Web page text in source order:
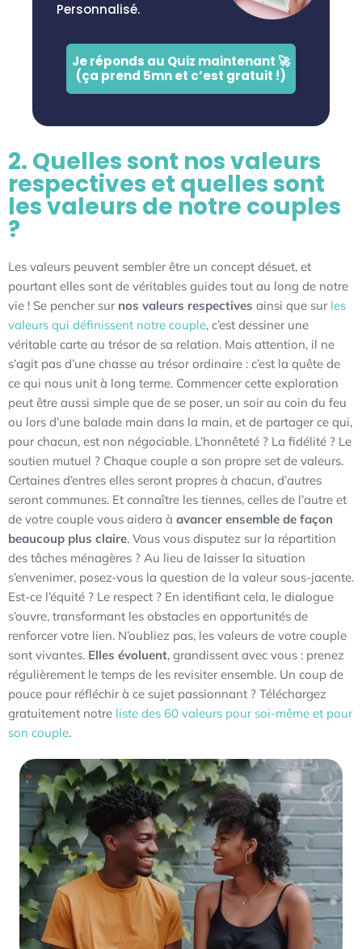
Personnalisé.
Je réponds au Quiz maintenant 🚀
(ça prend 5mn et c’est gratuit !)
2. Quelles sont nos valeurs
respectives et quelles sont
les valeurs de notre couples
?
Les valeurs peuvent sembler être un concept désuet, et
pourtant elles sont de véritables guides tout au long de notre
vie ! Se pencher sur nos valeurs respectives ainsi que sur les
valeurs qui définissent notre couple, c’est dessiner une
véritable carte au trésor de sa relation. Mais attention, il ne
s’agit pas d’une chasse au trésor ordinaire : c’est la quête de
ce qui nous unit à long terme. Commencer cette exploration
peut être aussi simple que de se poser, un soir au coin du feu
ou lors d’une balade main dans la main, et de partager ce qui,
pour chacun, est non négociable. L’honnêteté ? La fidélité ? Le
soutien mutuel ? Chaque couple a son propre set de valeurs.
Certaines d’entres elles seront propres à chacun, d’autres
seront communes. Et connaître les tiennes, celles de l’autre et
de votre couple vous aidera à avancer ensemble de façon
beaucoup plus claire. Vous vous disputez sur la répartition
des tâches ménagères ? Au lieu de laisser la situation
s’envenimer, posez-vous la question de la valeur sous-jacente.
Est-ce l’équité ? Le respect ? En identifiant cela, le dialogue
s’ouvre, transformant les obstacles en opportunités de
renforcer votre lien. N’oubliez pas, les valeurs de votre couple
sont vivantes. Elles évoluent, grandissent avec vous : prenez
régulièrement le temps de les revisiter ensemble. Un coup de
pouce pour réfléchir à ce sujet passionnant ? Téléchargez
gratuitement notre liste des 60 valeurs pour soi-même et pour
son couple.